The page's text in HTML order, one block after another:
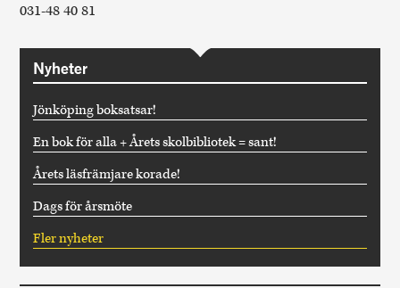
031-48 40 81
Nyheter
Jönköping boksatsar!
En bok för alla + Årets skolbibliotek = sant!
Årets läsfrämjare korade!
Dags för årsmöte
Fler nyheter